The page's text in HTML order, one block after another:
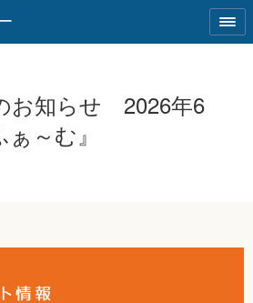
お知らせ 2026年6
～む』